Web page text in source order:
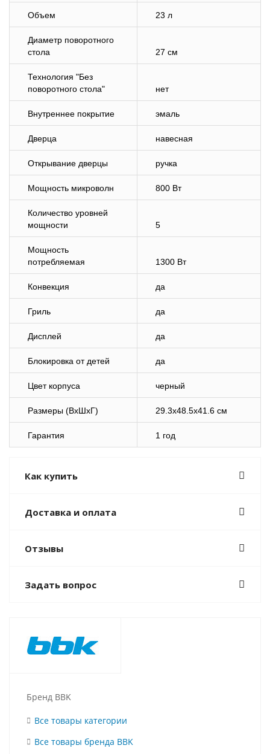
Объем 23 л
Диаметр поворотного
стола
27 см
Технология "Без
поворотного стола"
нет
Внутреннее покрытие эмаль
Дверца навесная
Открывание дверцы ручка
Мощность микроволн 800 Вт
Количество уровней
мощности
5
Мощность
потребляемая
1300 Вт
Конвекция да
Гриль да
Дисплей да
Блокировка от детей да
Цвет корпуса черный
Размеры (ВхШхГ) 29.3x48.5x41.6 см
Гарантия 1 год
Как купить
Доставка и оплата
Отзывы
Задать вопрос
Бренд BBK
Все товары категории
Все товары бренда BBK